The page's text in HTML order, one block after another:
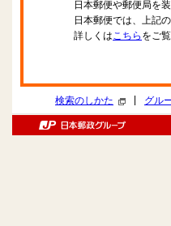
日本郵便や郵便局を
日本郵便では、上記
詳しくはこちら をご
検索のしかた グル